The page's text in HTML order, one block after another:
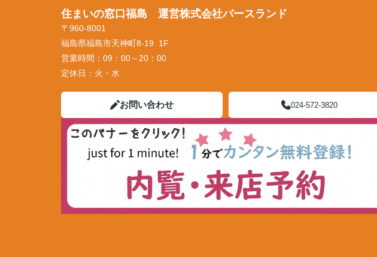
住まいの窓口福島 運営株式会社バースランド
〒960-8001
福島県福島市天神町8-19 1F
営業時間： 09：00～20：00
定休日： 火・水
お問い合わせ 024-572-3820